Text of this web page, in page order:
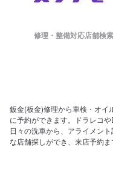
修理・整備対応店舗検
鈑金(板金)修理から車検・オイ
に予約ができます。ドラレコ
日々の洗車から、アライメン
な店舗探しができ、来店予約ま